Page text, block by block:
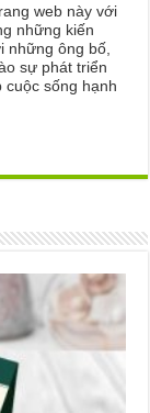
web này với
những kiến
những ông bố,
sự phát triển
cuộc sống hạnh